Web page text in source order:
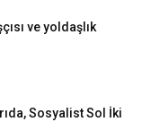
ve yoldaşlık
Sosyalist Sol İki